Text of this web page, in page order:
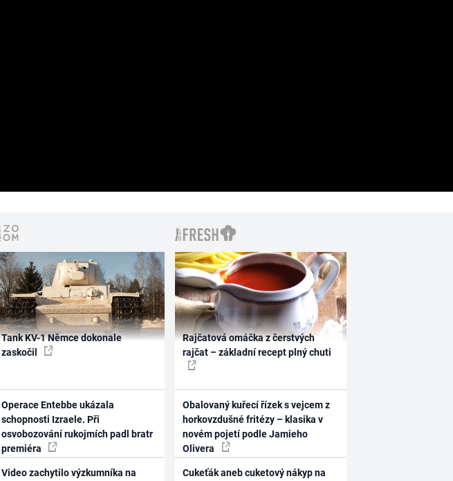
Tank KV-1 Němce dokonale
zaskočil
Operace Entebbe ukázala
schopnosti Izraele. Při
osvobozování rukojmích padl bratr
premiéra
Video zachytilo výzkumníka na
Rajčatová omáčka z čerstvých
rajčat – základní recept plný chuti
Obalovaný kuřecí řízek s vejcem z
horkovzdušné fritézy – klasika v
novém pojetí podle Jamieho
Olivera
Cukeťák aneb cuketový nákyp na